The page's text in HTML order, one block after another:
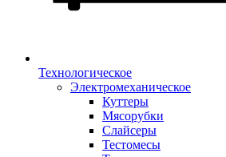
Технологическое
Электромеханическое
Куттеры
Мясорубки
Слайсеры
Тестомесы